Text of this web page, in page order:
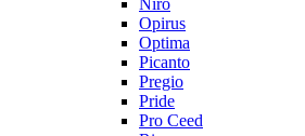
Opirus
Optima
Picanto
Pregio
Pride
Pro Ceed